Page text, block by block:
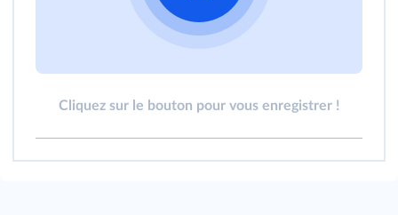
Cliquez sur le bouton pour vous enregistrer !